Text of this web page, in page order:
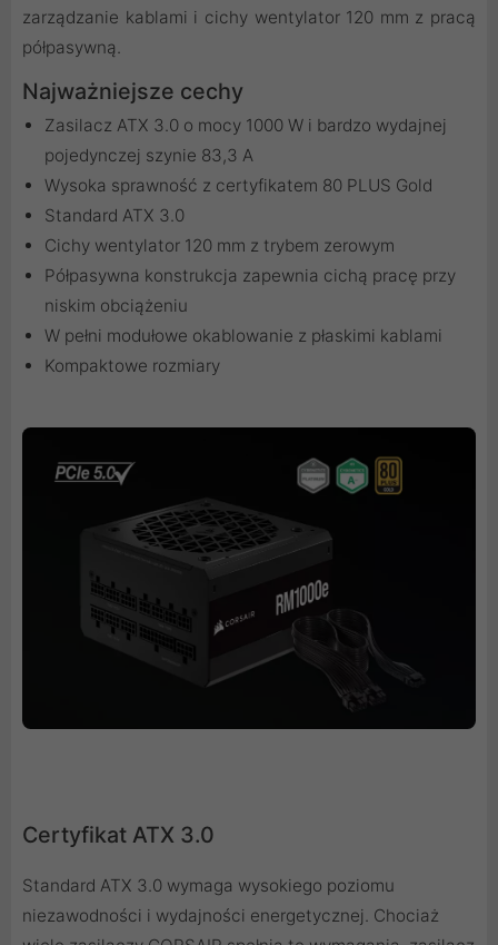
zarządzanie kablami i cichy wentylator 120 mm z pracą
półpasywną.
Najważniejsze cechy
Zasilacz ATX 3.0 o mocy 1000 W i bardzo wydajnej
pojedynczej szynie 83,3 A
Wysoka sprawność z certyfikatem 80 PLUS Gold
Standard ATX 3.0
Cichy wentylator 120 mm z trybem zerowym
Półpasywna konstrukcja zapewnia cichą pracę przy
niskim obciążeniu
W pełni modułowe okablowanie z płaskimi kablami
Kompaktowe rozmiary
Certyfikat ATX 3.0
Standard ATX 3.0 wymaga wysokiego poziomu
niezawodności i wydajności energetycznej. Chociaż